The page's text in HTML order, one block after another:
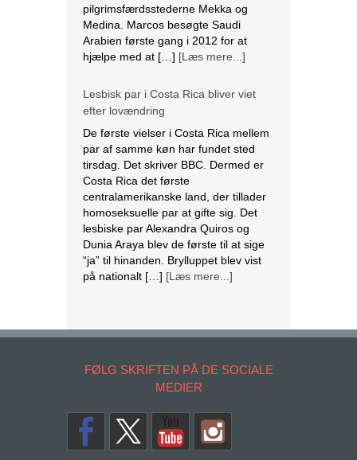
pilgrimsfærdsstederne Mekka og
Medina. Marcos besøgte Saudi
Arabien første gang i 2012 for at
hjælpe med at […] [Læs mere...]
Lesbisk par i Costa Rica bliver viet
efter lovændring
De første vielser i Costa Rica mellem
par af samme køn har fundet sted
tirsdag. Det skriver BBC. Dermed er
Costa Rica det første
centralamerikanske land, der tillader
homoseksuelle par at gifte sig. Det
lesbiske par Alexandra Quiros og
Dunia Araya blev de første til at sige
“ja” til hinanden. Brylluppet blev vist
på nationalt […] [Læs mere...]
og USA for færdige
og forståelser med Israel og USA for
at være afsluttet. Det siger den
ifølge det palæstinensiske
nyhedsbureau Wafa. – Palæstinas
Befrielsesorganisation (PLO) og
FØLG SKRIFTEN PÅ DE SOCIALE
MEDIER